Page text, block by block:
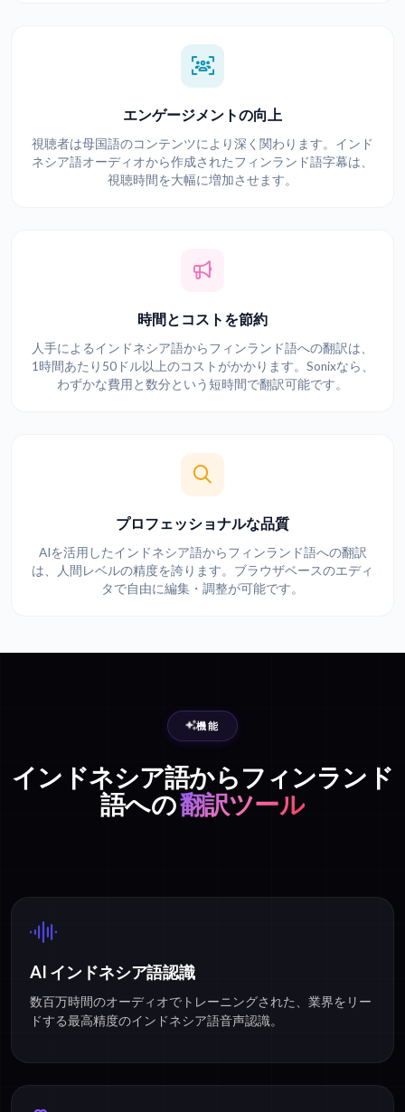
エンゲージメントの向上
視聴者は母国語のコンテンツにより深く関わります。インド
ネシア語オーディオから作成されたフィンランド語字幕は、
視聴時間を大幅に増加させます。
時間とコストを節約
人手によるインドネシア語からフィンランド語への翻訳は、
1時間あたり50ドル以上のコストがかかります。Sonixなら、
わずかな費用と数分という短時間で翻訳可能です。
プロフェッショナルな品質
AIを活用したインドネシア語からフィンランド語への翻訳
は、人間レベルの精度を誇ります。ブラウザベースのエディ
タで自由に編集・調整が可能です。
機能
インドネシア語からフィンランド
語への翻訳ツール
AI インドネシア語認識
数百万時間のオーディオでトレーニングされた、業界をリー
ドする最高精度のインドネシア語音声認識。